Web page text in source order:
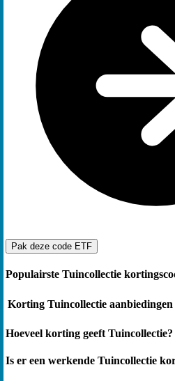
Pak deze code ETF
Populairste Tuincollectie
Korting Tuincollectie aanbiedingen
Hoeveel korting geeft Tuincollectie?
Is er een werkende Tuincollectie